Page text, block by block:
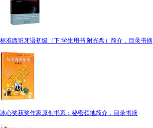
标准西班牙语初级（下 学生用书 附光盘）简介，目录书摘
冰心奖获奖作家原创书系：秘密领地简介，目录书摘